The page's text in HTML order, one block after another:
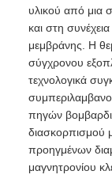
υλικού από μια
και στη
μεμβράνης. Η
σύγχρονου
τεχνολογικά
πηγών
διασκορπισμού
προηγμένων
μαγνητρονίου